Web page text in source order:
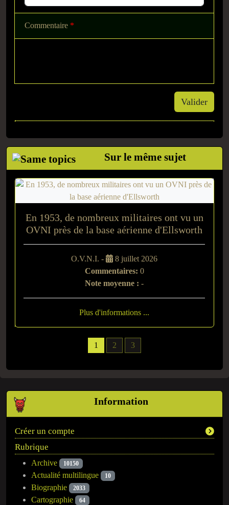
Information
Créer un compte
Rubrique
Archive 10150
Actualité multilingue 10
Biographie 2033
Cartographie 64
Commentaire *
Valider
Sur le même sujet
1 2 3
En 1953, de nombreux militaires ont vu un
OVNI près de la base aérienne d'Ellsworth
O.V.N.I. -
8 juillet 2026
Commentaires: 0
Note moyenne : -
Plus d'informations ...